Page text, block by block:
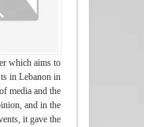
which aims to
in Lebanon in
media and the
and in the
it gave the